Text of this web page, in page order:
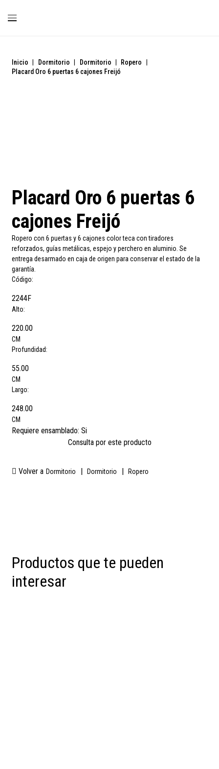
Inicio Dormitorio Dormitorio Ropero
Placard Oro 6 puertas 6 cajones Freijó
Placard Oro 6 puertas 6
cajones Freijó
Ropero con 6 puertas y 6 cajones color teca con tiradores
reforzados, guías metálicas, espejo y perchero en aluminio. Se
entrega desarmado en caja de origen para conservar el estado de la
garantía.
Código:
2244F
Alto:
220.00
CM
Profundidad:
55.00
CM
Largo:
248.00
CM
Requiere ensamblado: Si
Consulta por este producto
Volver a Dormitorio Dormitorio Ropero
Productos que te pueden
interesar